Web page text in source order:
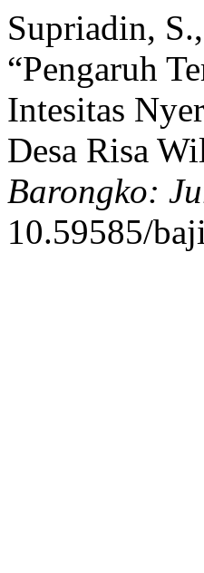
Supriadin,
“Pengaruh
Intesitas
Desa Risa
Barongko:
10.59585/